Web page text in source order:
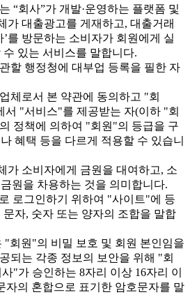
“회사”가 개발·운영하는 플랫폼 및
가 대출광고를 게재하고, 대출거래
를 방문하는 소비자가 회원에게 실
있는 서비스를 말합니다.
할 행정청에 대부업 등록을 필한 자
체로서 본 약관에 동의하고 "회
서 "서비스"를 제공받는 자(이하 "회
정책에 의하여 "회원"의 등급을 구
혜택 등을 다르게 적용할 수 있습니
가 소비자에게 금원을 대여하고, 소
원을 차용하는 것을 의미합니다.
로그인하기 위하여 "사이트"에 등
자, 숫자 또는 양자의 조합을 말합
"회원"의 비밀 보호 및 회원 본인임을
되는 각종 정보의 보안을 위해 "회
"가 승인하는 8자리 이상 16자리 이
자의 혼합으로 표기한 암호문자를 말